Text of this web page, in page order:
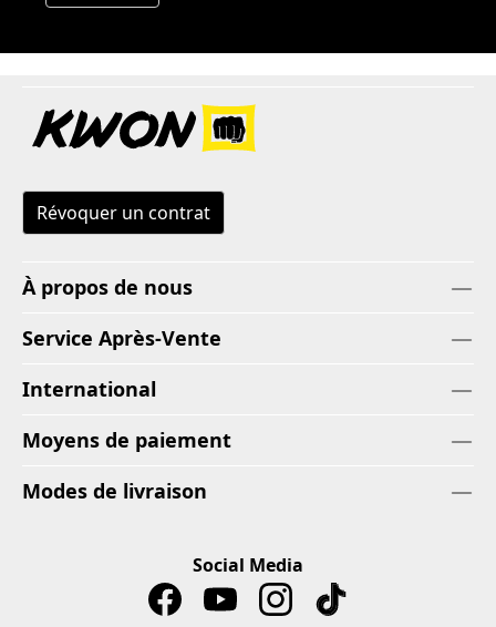
Révoquer un contrat
À propos de nous
Service Après-Vente
International
Moyens de paiement
Modes de livraison
Social Media